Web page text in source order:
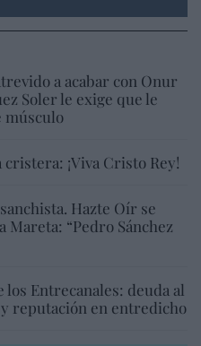
a acabar con Onur
Soler le exige que le
músculo
¡Viva Cristo Rey!
Hazte Oír se
“Pedro Sánchez
Entrecanales: deuda al
y reputación en entredicho